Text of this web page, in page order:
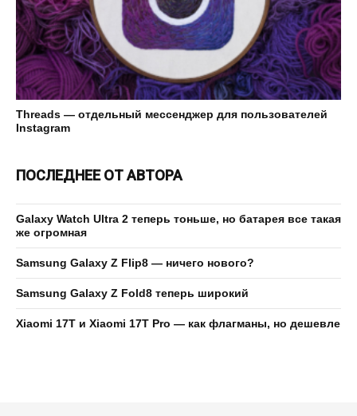
Threads — отдельный мессенджер для пользователей
Instagram
ПОСЛЕДНЕЕ ОТ АВТОРА
Galaxy Watch Ultra 2 теперь тоньше, но батарея все такая
же огромная
Samsung Galaxy Z Flip8 — ничего нового?
Samsung Galaxy Z Fold8 теперь широкий
Xiaomi 17T и Xiaomi 17T Pro — как флагманы, но дешевле